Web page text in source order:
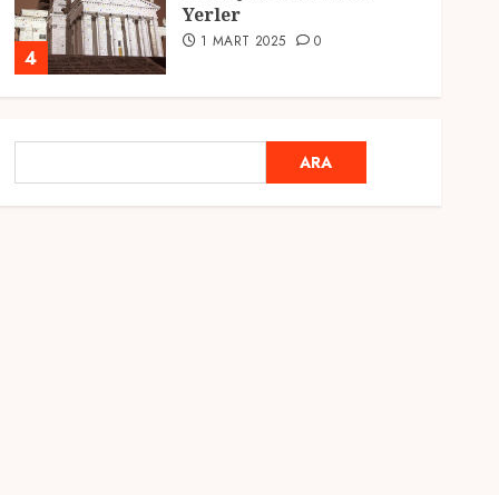
4
Yerler
1 MART 2025 0
Ramazan Ayı 2025:
Manevi Atmosfer ve Özel
Hazırlıklar
ARA